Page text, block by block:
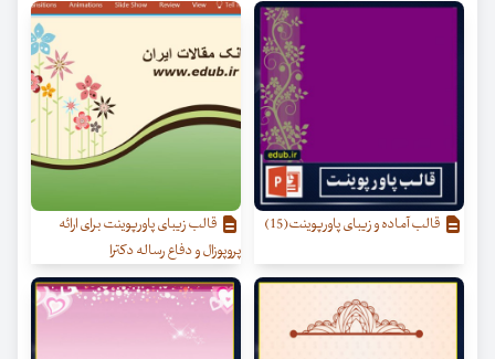
قالب آماده و زیبای پاورپوینت(15)
قالب زیبای پاورپوینت برای ارائه
پروپوزال و دفاع رساله دکترا